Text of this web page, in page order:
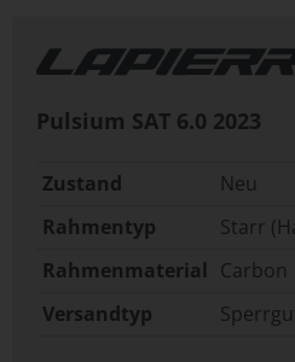
Pulsium SAT 6.0 2023
Zustand
Neu
Rahmentyp
Starr
Rahmenmaterial Carbon
Versandtyp